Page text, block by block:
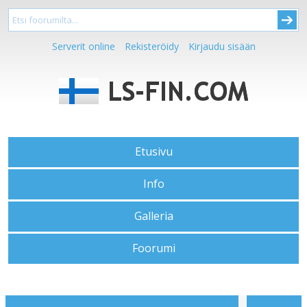
Serverit online Rekisteröidy Kirjaudu sisään
Etusivu
Info
Galleria
Foorumi